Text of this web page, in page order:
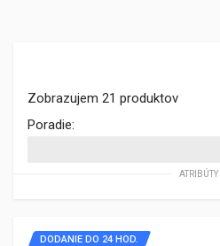
Zobrazujem 21 produktov
Poradie:
ATRIBÚTY
DODANIE DO 24 HOD.